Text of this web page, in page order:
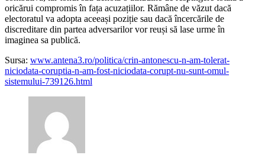
oricărui compromis în fața acuzațiilor. Rămâne de văzut dacă
electoratul va adopta aceeași poziție sau dacă încercările de
discreditare din partea adversarilor vor reuși să lase urme în
imaginea sa publică.
Sursa: www.antena3.ro/politica/crin-antonescu-n-am-tolerat-
niciodata-coruptia-n-am-fost-niciodata-corupt-nu-sunt-omul-
sistemului-739126.html